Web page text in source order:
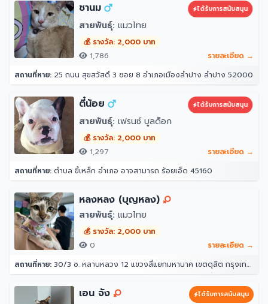
ชานม
ได้รับการสนับสนุน
สายพันธุ์: แมวไทย
💰 รางวัล: 2,000 บาท
1,786
รายละเอียด →
สถานที่หาย: 25 ถนน สุขสวัสดิ์ 3 ซอย 8 อำเภอเมืองลำปาง ลำปาง 52000
ตี๋น้อย ได้รับการสนับสนุน
สายพันธุ์: เฟรนซ์ บูลด็อก
💰 รางวัล: 2,000 บาท
1,297
รายละเอียด →
สถานที่หาย: ตำบล ขี้เหล็ก อำเภอ อาจสามารถ ร้อยเอ็ด 45160
หลงหลง (บุญหลง)
สายพันธุ์: แมวไทย
💰 รางวัล: 2,000 บาท
0
รายละเอียด →
สถานที่หาย: 30/3 ซ. หลานหลวง 12 แขวงสี่แยกมหานาค เขตดุสิต กรุงเทพมหานคร 10300
เอน จัง ได้รับการสนับสนุน